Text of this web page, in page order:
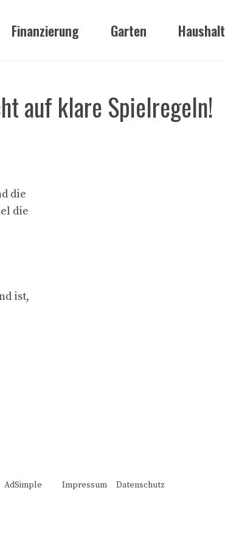
Finanzierung Garten Haushalt
auf klare Spielregeln!
die
die
ist,
AdSimple Impressum Datenschutz